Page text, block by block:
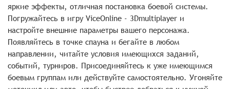
яркие эффекты, отличная постановка боевой системы.
Погружайтесь в игру ViceOnline - 3Dmultiplayer и
настройте внешние параметры вашего персонажа.
Появляйтесь в точке спауна и бегайте в любом
направлении, читайте условия имеющихся заданий,
событий, турниров. Присоединяйтесь к уже имеющимся
боевым группам или действуйте самостоятельно. Угоняйте